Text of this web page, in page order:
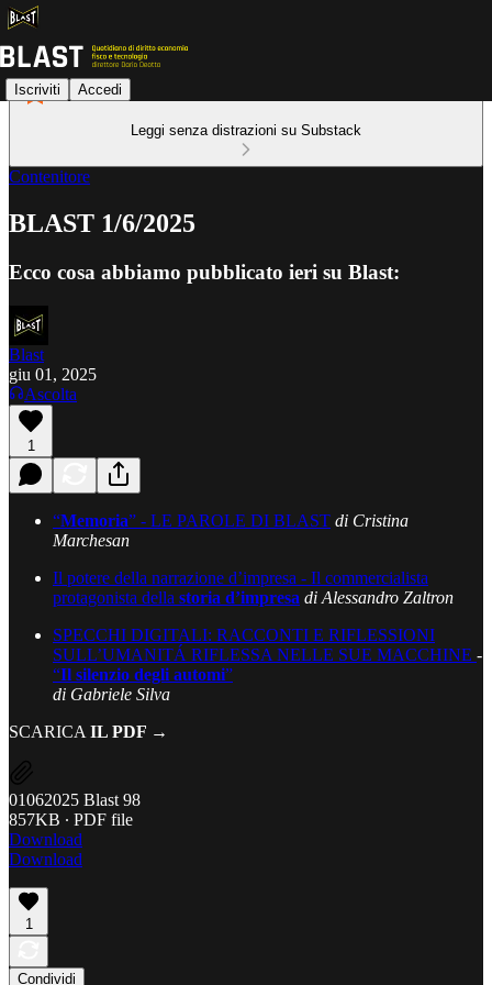
Iscriviti Accedi
Leggi senza distrazioni su Substack
Contenitore
BLAST 1/6/2025
Ecco cosa abbiamo pubblicato ieri su Blast:
Blast
giu 01, 2025
Ascolta
1
“Memoria” - LE PAROLE DI BLAST di Cristina
Marchesan
Il potere della narrazione d’impresa - Il commercialista
protagonista della storia d’impresa di Alessandro Zaltron
SPECCHI DIGITALI: RACCONTI E RIFLESSIONI
SULL’UMANITÁ RIFLESSA NELLE SUE MACCHINE -
“Il silenzio degli automi”
di Gabriele Silva
SCARICA IL PDF →
01062025 Blast 98
857KB ∙ PDF file
Download
Download
1
Condividi